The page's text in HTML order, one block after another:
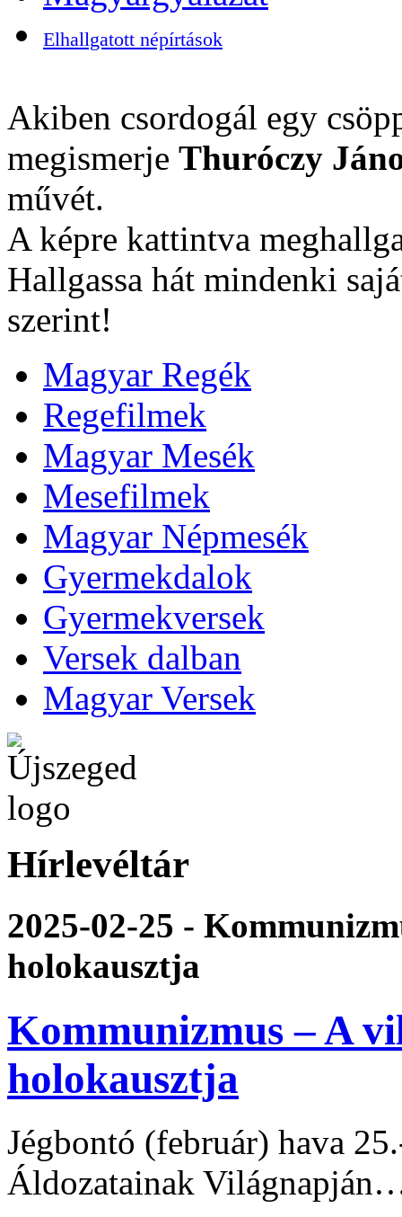
Elhallgatott népírtások
Akiben csordogál egy
megismerje Thuróczy
művét.
A képre kattintva
Hallgassa hát mindenki
szerint!
Magyar Regék
Regefilmek
Magyar Mesék
Mesefilmek
Magyar Népmesék
Gyermekdalok
Gyermekversek
Versek dalban
Magyar Versek
Hírlevéltár
2025-02-25 -
holokausztja
Kommunizmus – A
holokausztja
Jégbontó (február) hava
Áldozatainak